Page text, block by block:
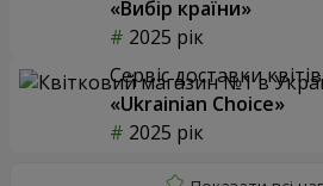
«Вибір країни»
2025 рік
Сервіс доставки квітів
«Ukrainian Choice»
2025 рік